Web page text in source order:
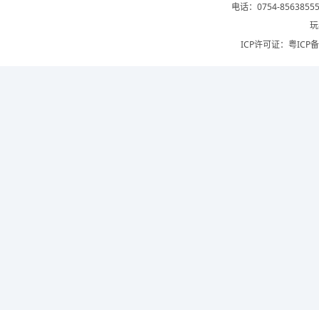
电话：0754-
ICP许可证： 粤ICP